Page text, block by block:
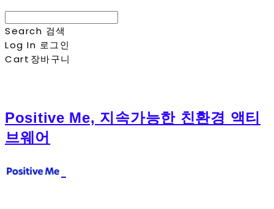
Search 검색
Log In 로그인
Cart 장바구니
Positive Me, 지속가능한 친환경 액티
브웨어